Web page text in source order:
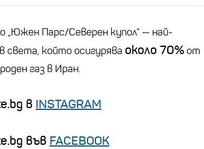
„Южен Парс/Северен купол“ — най-
света, който осигурява около 70%от
газ в Иран.
в INSTAGRAM
във FACEBOOK